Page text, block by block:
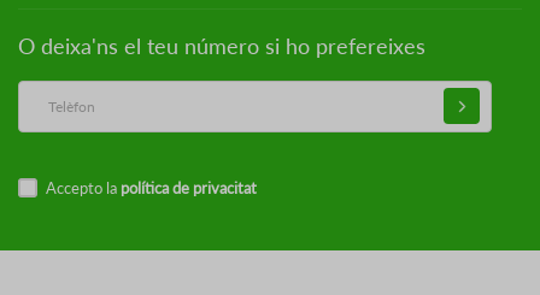
O deixa'ns el teu número si ho prefereixes
Accepto la política de privacitat